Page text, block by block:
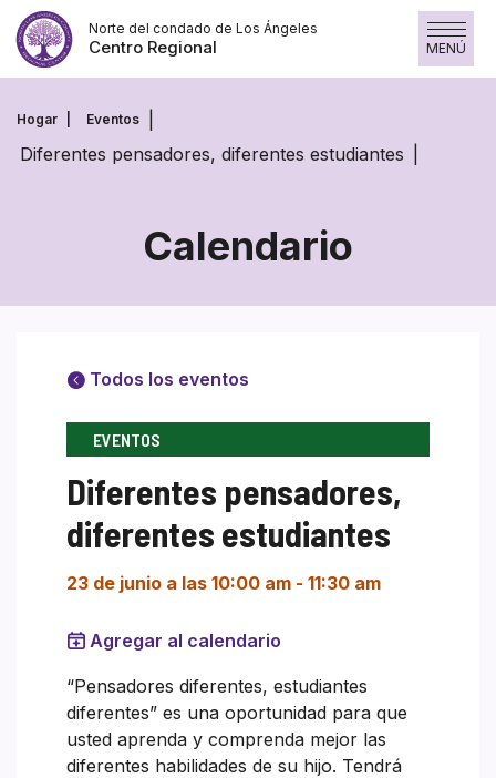
Saltar
contenido
Norte del condado de Los Ángeles
Centro Regional MENÚ
Hogar Eventos
Diferentes pensadores, diferentes estudiantes
Calendario
Todos los eventos
EVENTOS
Diferentes pensadores,
diferentes estudiantes
23 de junio a las 10:00 am - 11:30 am
Agregar al calendario
“Pensadores diferentes, estudiantes
diferentes” es una oportunidad para que
usted aprenda y comprenda mejor las
diferentes habilidades de su hijo. Tendrá